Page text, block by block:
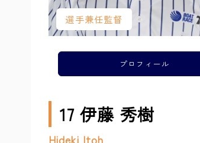
選手兼任監督
プロフィール
17 伊藤 秀樹
Hideki Itoh